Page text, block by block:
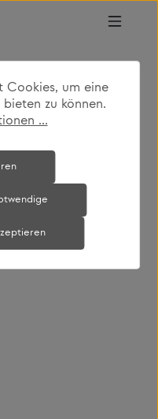
betten
Cookies, um eine
zu können.
...